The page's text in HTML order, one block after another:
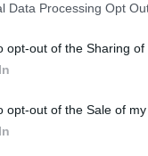
Data Processing Opt
opt-out of the Sharing of
opt-out of the Sale of my
basada en
Mentrestant, 3R
que
de